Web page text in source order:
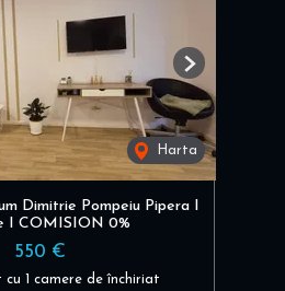
Harta
Next
Dimitrie Pompeiu Pipera I
I COMISION 0%
550 €
1 camere de închiriat